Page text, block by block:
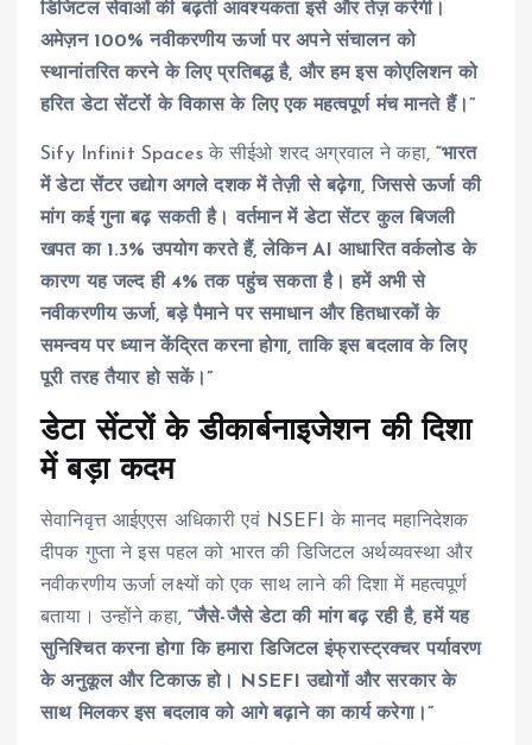
डिजिटल सेवाओं की बढ़ती आवश्यकता इसे और तेज़ करेगी।
अमेज़न 100% नवीकरणीय ऊर्जा पर अपने संचालन को
स्थानांतरित करने के लिए प्रतिबद्ध है, और हम इस कोएलिशन को
हरित डेटा सेंटरों के विकास के लिए एक महत्वपूर्ण मंच मानते हैं।”
Sify Infinit Spaces के सीईओ शरद अग्रवाल ने कहा, “भारत
में डेटा सेंटर उद्योग अगले दशक में तेज़ी से बढ़ेगा, जिससे ऊर्जा की
मांग कई गुना बढ़ सकती है। वर्तमान में डेटा सेंटर कुल बिजली
खपत का 1.3% उपयोग करते हैं, लेकिन AI आधारित वर्कलोड के
कारण यह जल्द ही 4% तक पहुंच सकता है। हमें अभी से
नवीकरणीय ऊर्जा, बड़े पैमाने पर समाधान और हितधारकों के
समन्वय पर ध्यान केंद्रित करना होगा, ताकि इस बदलाव के लिए
पूरी तरह तैयार हो सकें।”
डेटा सेंटरों के डीकार्बनाइजेशन की दिशा
में बड़ा कदम
सेवानिवृत्त आईएएस अधिकारी एवं NSEFI के मानद महानिदेशक
दीपक गुप्ता ने इस पहल को भारत की डिजिटल अर्थव्यवस्था और
नवीकरणीय ऊर्जा लक्ष्यों को एक साथ लाने की दिशा में महत्वपूर्ण
बताया। उन्होंने कहा,“जैसे-जैसे डेटा की मांग बढ़ रही है, हमें यह
सुनिश्चित करना होगा कि हमारा डिजिटल इंफ्रास्ट्रक्चर पर्यावरण
के अनुकूल और टिकाऊ हो। NSEFI उद्योगों और सरकार के
साथ मिलकर इस बदलाव को आगे बढ़ाने का कार्य करेगा।”